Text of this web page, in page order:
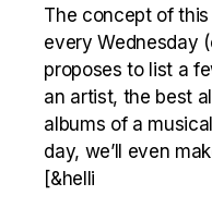
The concept of
every Wednesday
proposes to list a
an artist, the best
albums of a
day, we’ll even
[&helli